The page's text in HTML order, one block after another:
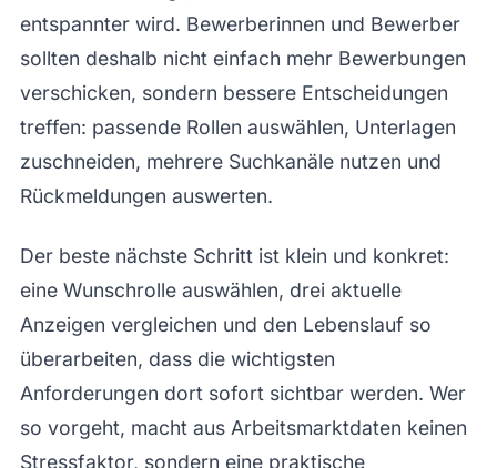
entspannter wird. Bewerberinnen und Bewerber
sollten deshalb nicht einfach mehr Bewerbungen
verschicken, sondern bessere Entscheidungen
treffen: passende Rollen auswählen, Unterlagen
zuschneiden, mehrere Suchkanäle nutzen und
Rückmeldungen auswerten.
Der beste nächste Schritt ist klein und konkret:
eine Wunschrolle auswählen, drei aktuelle
Anzeigen vergleichen und den Lebenslauf so
überarbeiten, dass die wichtigsten
Anforderungen dort sofort sichtbar werden. Wer
so vorgeht, macht aus Arbeitsmarktdaten keinen
Stressfaktor, sondern eine praktische